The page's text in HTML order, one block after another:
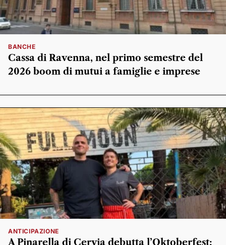
BANCHE
Cassa di Ravenna, nel primo semestre del
2026 boom di mutui a famiglie e imprese
ANTICIPAZIONE
A Pinarella di Cervia debutta l’Oktoberfest: